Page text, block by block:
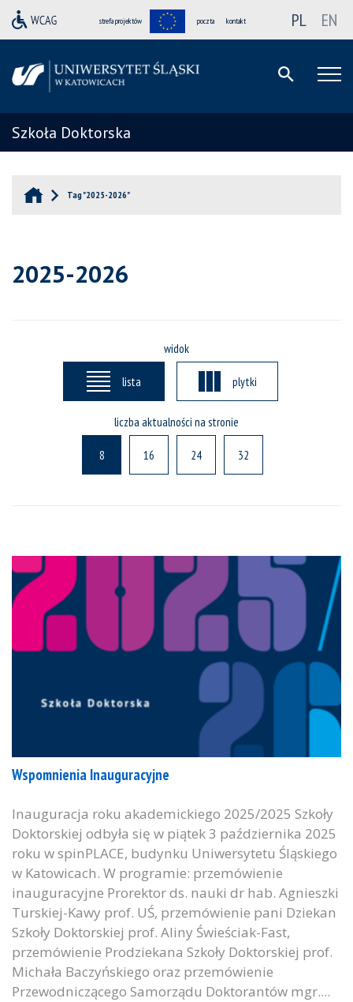
strefa projektów poczta kontakt PL EN
Szkoła Doktorska
Tag "2025-2026"
2025-2026
widok
lista plytki
liczba aktualności na stronie
8 16 24 32
Wspomnienia Inauguracyjne
Inauguracja roku akademickiego 2025/2025 Szkoły
Doktorskiej odbyła się w piątek 3 października 2025
roku w spinPLACE, budynku Uniwersytetu Śląskiego
w Katowicach. W programie: przemówienie
inauguracyjne Prorektor ds. nauki dr hab. Agnieszki
Turskiej-Kawy prof. UŚ, przemówienie pani Dziekan
Szkoły Doktorskiej prof. Aliny Świeściak-Fast,
przemówienie Prodziekana Szkoły Doktorskiej prof.
Michała Baczyńskiego oraz przemówienie
Przewodniczącego Samorządu Doktorantów mgr....